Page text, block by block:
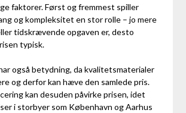
faktorer. Først og fremmest spiller
og kompleksitet en stor rolle – jo mere
tidskrævende opgaven er, desto
typisk.
også betydning, da kvalitetsmaterialer
og derfor kan hæve den samlede pris.
kan desuden påvirke prisen, idet
i storbyer som København og Aarhus